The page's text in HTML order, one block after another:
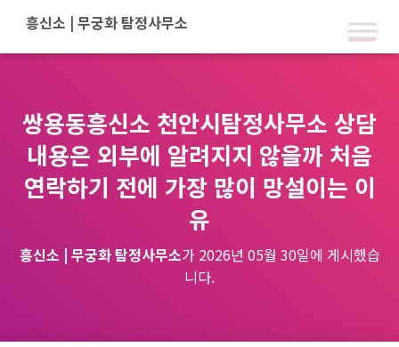
쌍용동흥신소 천안시탐정사무소 상담
내용은 외부에 알려지지 않을까 처음
연락하기 전에 가장 많이 망설이는 이
유
흥신소 | 무궁화 탐정사무소가 2026년 05월 30일에 게시했습
니다.